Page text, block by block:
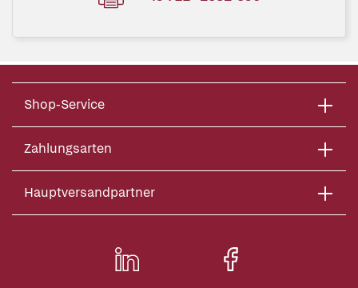
Shop-Service
Zahlungsarten
Hauptversandpartner